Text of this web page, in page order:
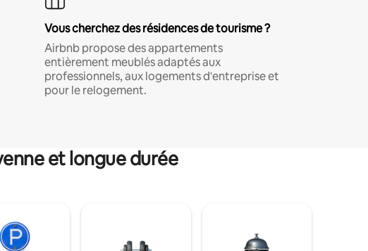
Vous cherchez des résidences de tourisme ?
Airbnb propose des appartements
entièrement meublés adaptés aux
professionnels, aux logements d'entreprise et
pour le relogement.
et longue durée